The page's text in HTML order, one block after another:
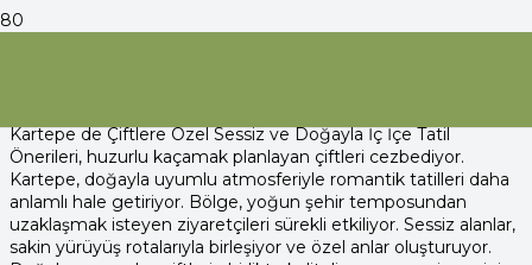
Kartepe de Çiftlere Özel Sessiz ve Doğayla İç İçe Tatil
Önerileri, huzurlu kaçamak planlayan çiftleri cezbediyor.
Kartepe, doğayla uyumlu atmosferiyle romantik tatilleri daha
anlamlı hale getiriyor. Bölge, yoğun şehir temposundan
uzaklaşmak isteyen ziyaretçileri sürekli etkiliyor. Sessiz alanlar,
sakin yürüyüş rotalarıyla birleşiyor ve özel anlar oluşturuyor.